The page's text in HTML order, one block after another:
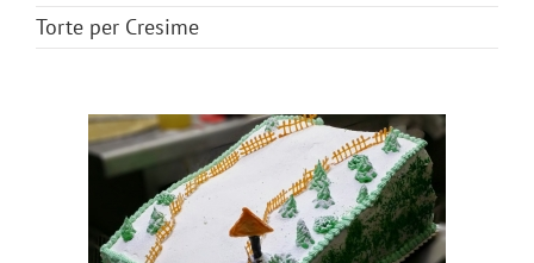
Torte per Cresime